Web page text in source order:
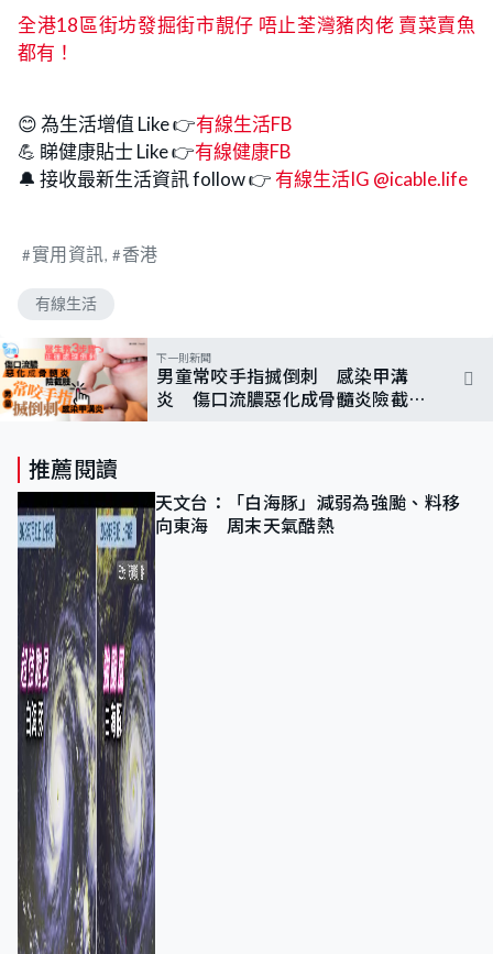
全港18區街坊發掘街市靚仔 唔止荃灣豬肉佬 賣菜賣魚
都有！
😊 為生活增值 Like 👉有線生活FB
💪 睇健康貼士 Like 👉有線健康FB
🔔 接收最新生活資訊 follow 👉 有線生活IG @icable.life
實用資訊 香港
有線生活
下一則新聞
男童常咬手指搣倒刺 感染甲溝
炎 傷口流膿惡化成骨髓炎險截
推薦閱讀
天文台：「白海豚」減弱為強颱、料移
向東海 周末天氣酷熱